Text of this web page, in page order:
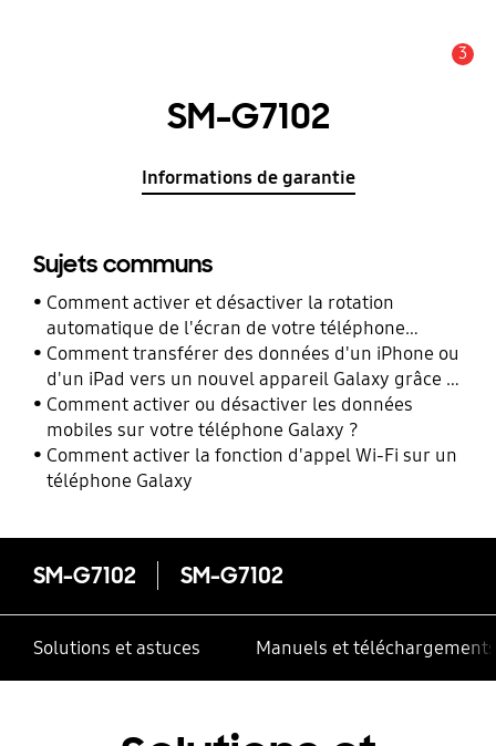
3
SM-G7102
Informations de garantie
Sujets communs
Comment activer et désactiver la rotation
automatique de l'écran de votre téléphone
Galaxy ?
Comment transférer des données d'un iPhone ou
d'un iPad vers un nouvel appareil Galaxy grâce à
Smart Switch ?
Comment activer ou désactiver les données
mobiles sur votre téléphone Galaxy ?
Comment activer la fonction d'appel Wi-Fi sur un
téléphone Galaxy
SM-G7102 SM-G7102
Solutions et astuces Manuels et téléchargements